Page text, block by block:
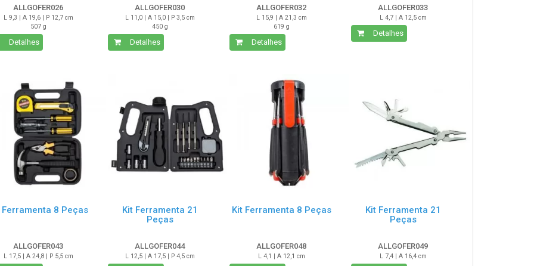
ALLGOFER026
L 9,3 | A 19,6 | P 12,7 cm
507 g
Detalhes
ALLGOFER030
L 11,0 | A 15,0 | P 3,5 cm
450 g
Detalhes
ALLGOFER032
L 15,9 | A 21,3 cm
619 g
Detalhes
ALLGOFER033
L 4,7 | A 12,5 cm
Detalhes
Ferramenta 8 Peças
ALLGOFER043
L 17,5 | A 24,8 | P 5,5 cm
Kit Ferramenta 21
Peças
ALLGOFER044
L 12,5 | A 17,5 | P 4,5 cm
Kit Ferramenta 8 Peças
ALLGOFER048
L 4,1 | A 12,1 cm
Kit Ferramenta 21
Peças
ALLGOFER049
L 7,4 | A 16,4 cm